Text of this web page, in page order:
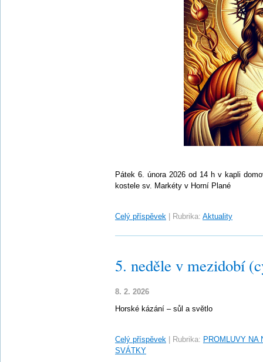
Pátek 6. února 2026 od 14 h v kapli
kostele sv. Markéty v Horní Plané
Celý příspěvek Rubrika: Aktuality
5. neděle v mezidobí
8. 2. 2026
Horské kázání – sůl a světlo
Celý příspěvek Rubrika: PROMLUVY NA
SVÁTKY